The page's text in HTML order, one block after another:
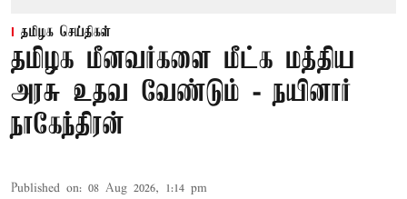
தமிழக செய்திகள்
தமிழக மீனவர்களை மீட்க மத்திய
அரசு உதவ வேண்டும் - நயினார்
நாகேந்திரன்
Published on: 08 Aug 2026, 1:14 pm